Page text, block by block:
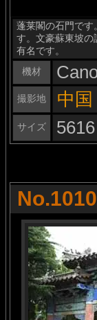
蓬莱閣の石門で
す。文豪蘇東坡の
有名です。
機材
撮影地 中国
サイズ